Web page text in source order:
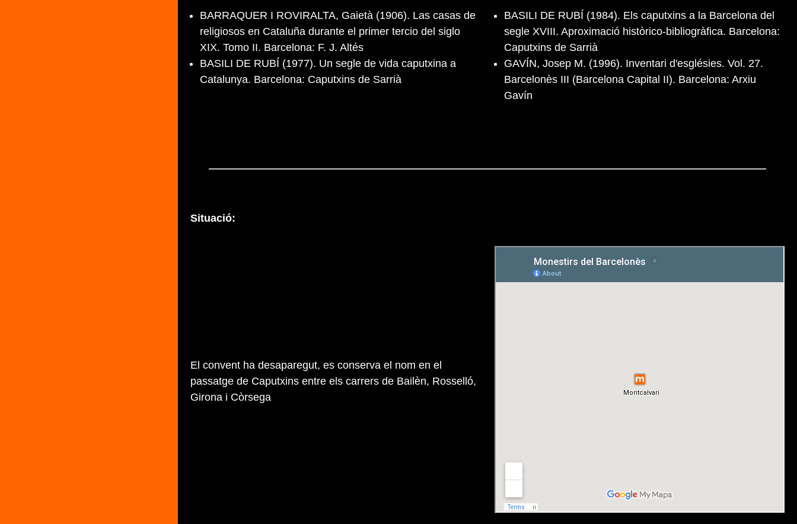
BARRAQUER I ROVIRALTA, Gaietà (1906). Las casas de
religiosos en Cataluña durante el primer tercio del siglo
XIX. Tomo II. Barcelona: F. J. Altés
BASILI DE RUBÍ (1977). Un segle de vida caputxina a
Catalunya. Barcelona: Caputxins de Sarrià
BASILI DE RUBÍ (1984). Els caputxins a la Barcelona del
segle XVIII. Aproximació històrico-bibliogràfica. Barcelona:
Caputxins de Sarrià
GAVÍN, Josep M. (1996). Inventari d'esglésies. Vol. 27.
Barcelonès III (Barcelona Capital II). Barcelona: Arxiu
Gavín
Situació:
El convent ha desaparegut, es conserva el nom en el
passatge de Caputxins entre els carrers de Bailèn, Rosselló,
Girona i Còrsega